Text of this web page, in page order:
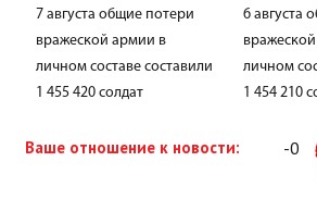
7 августа общие потери
вражеской армии в
личном составе составили
1 455 420 солдат
6 августа
личном
1 454 210
Ваше отношение к новости: -0